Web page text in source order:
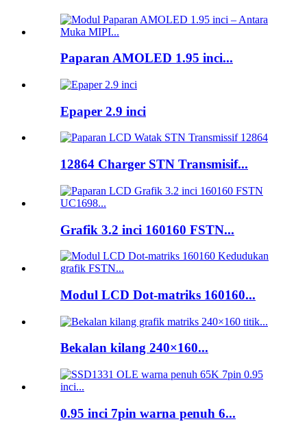
Paparan AMOLED 1.95 inci...
Epaper 2.9 inci
12864 Charger STN Transmisif...
Grafik 3.2 inci 160160 FSTN...
Modul LCD Dot-matriks 160160...
Bekalan kilang 240×160...
0.95 inci 7pin warna penuh 6...